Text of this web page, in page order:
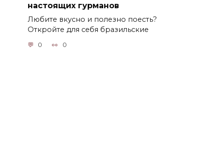
настоящих гурманов
Любите вкусно и полезно поесть?
Откройте для себя бразильские
0 0